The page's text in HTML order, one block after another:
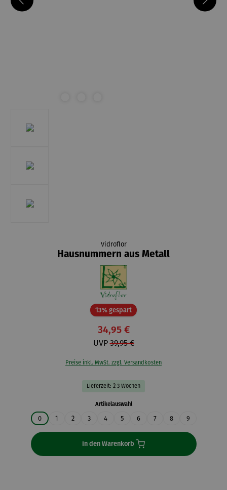
Vidroflor
Hausnummern aus Metall
13% gespartRabatt
34,95 €
UVP39,95 €
Preise inkl. MwSt. zzgl. Versandkosten
Lieferzeit: 2-3 Wochen
Artikelauswahlauswählen
0 1 2 3 4 5 6 7 8 9
In den Warenkorb